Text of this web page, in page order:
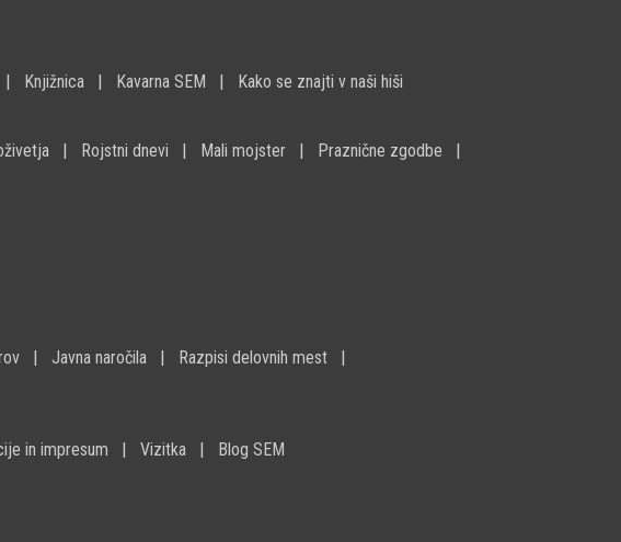
Knjižnica Kavarna SEM Kako se znajti v naši hiši
Rojstni dnevi Mali mojster
Praznične zgodbe
Javna naročila
Razpisi delovnih mest
in impresum Vizitka Blog SEM